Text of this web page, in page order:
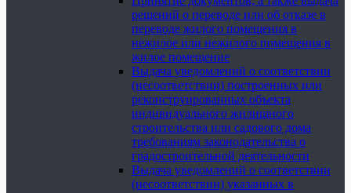
решений о переводе или об отказе в
переводе жилого помещения в
нежилое или нежилого помещения в
жилое помещение
Выдача уведомлений о соответствии
(несоответствии) построенных или
реконструированных объекта
индивидуального жилищного
строительства или садового дома
требованиям законодательства о
градостроительной деятельности
Выдача уведомлений о соответствии
(несоответствии) указанных в